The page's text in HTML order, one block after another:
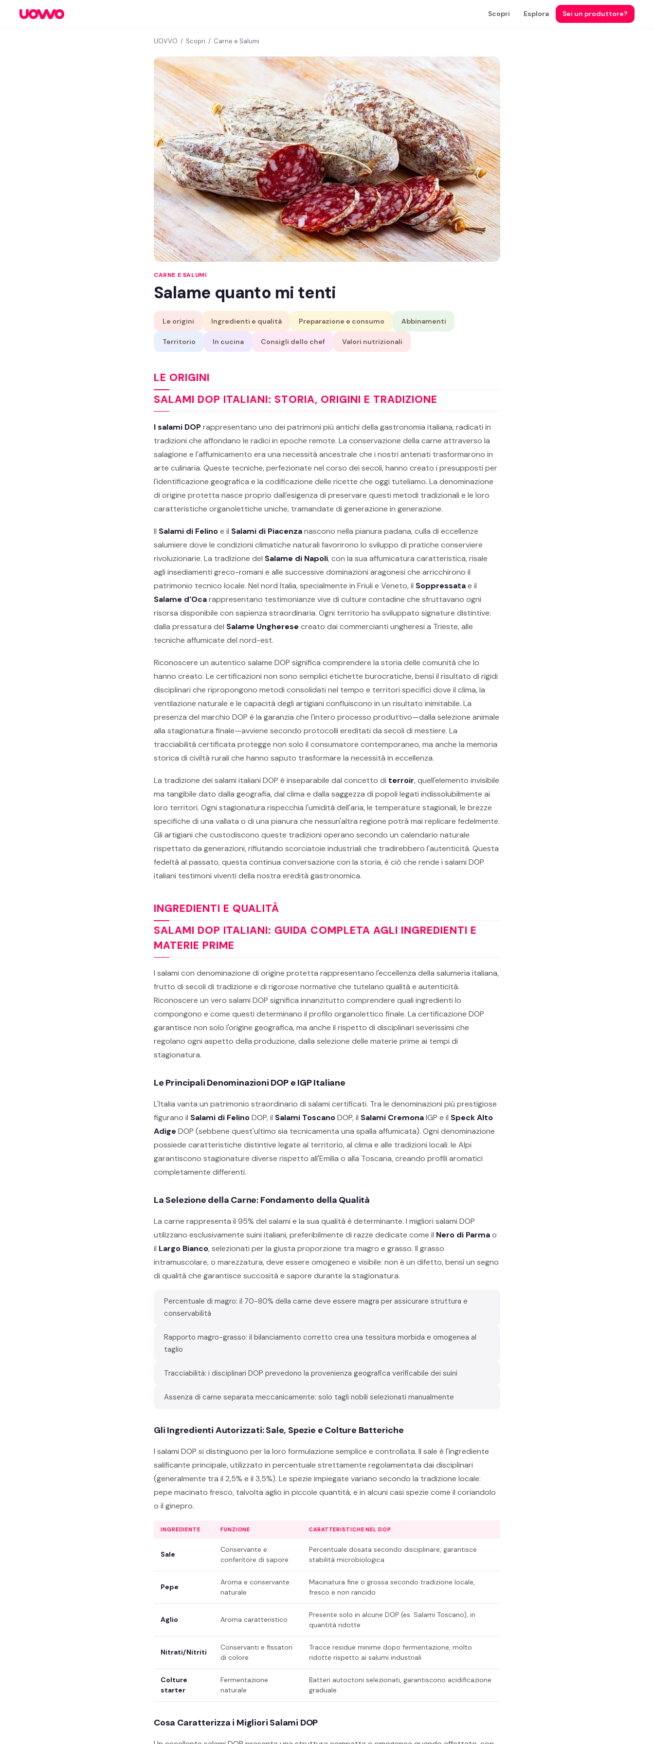
Scopri Esplora Sei un produttore?
UOVVO / Scopri / Carne e Salumi
CARNE E SALUMI
Salame quanto mi tenti
Le origini Ingredienti e qualità Preparazione e consumo Abbinamenti
Territorio In cucina Consigli dello chef Valori nutrizionali
LE ORIGINI
SALAMI DOP ITALIANI: STORIA, ORIGINI E TRADIZIONE
I salami DOPrappresentano uno dei patrimoni più antichi della gastronomia italiana, radicati in
tradizioni che affondano le radici in epoche remote. La conservazione della carne attraverso la
salagione e l'affumicamento era una necessità ancestrale che i nostri antenati trasformarono in
arte culinaria. Queste tecniche, perfezionate nel corso dei secoli, hanno creato i presupposti per
l'identificazione geografica e la codificazione delle ricette che oggi tuteliamo. La denominazione
di origine protetta nasce proprio dall'esigenza di preservare questi metodi tradizionali e le loro
caratteristiche organolettiche uniche, tramandate di generazione in generazione.
Il Salami di Felinoe il Salami di Piacenzanascono nella pianura padana, culla di eccellenze
salumiere dove le condizioni climatiche naturali favorirono lo sviluppo di pratiche conserviere
rivoluzionarie. La tradizione del Salame di Napoli, con la sua affumicatura caratteristica, risale
agli insediamenti greco-romani e alle successive dominazioni aragonesi che arricchirono il
patrimonio tecnico locale. Nel nord Italia, specialmente in Friuli e Veneto, il Soppressatae il
Salame d'Ocarappresentano testimonianze vive di culture contadine che sfruttavano ogni
risorsa disponibile con sapienza straordinaria. Ogni territorio ha sviluppato signature distintive:
dalla pressatura del Salame Ungherese creato dai commercianti ungheresi a Trieste, alle
tecniche affumicate del nord-est.
Riconoscere un autentico salame DOP significa comprendere la storia delle comunità che lo
hanno creato. Le certificazioni non sono semplici etichette burocratiche, bensì il risultato di rigidi
disciplinari che ripropongono metodi consolidati nel tempo e territori specifici dove il clima, la
ventilazione naturale e le capacità degli artigiani confluiscono in un risultato inimitabile. La
presenza del marchio DOP è la garanzia che l'intero processo produttivo—dalla selezione animale
alla stagionatura finale—avviene secondo protocolli ereditati da secoli di mestiere. La
tracciabilità certificata protegge non solo il consumatore contemporaneo, ma anche la memoria
storica di civiltà rurali che hanno saputo trasformare la necessità in eccellenza.
La tradizione dei salami italiani DOP è inseparabile dal concetto di terroir, quell'elemento invisibile
ma tangibile dato dalla geografia, dal clima e dalla saggezza di popoli legati indissolubilmente ai
loro territori. Ogni stagionatura rispecchia l'umidità dell'aria, le temperature stagionali, le brezze
specifiche di una vallata o di una pianura che nessun'altra regione potrà mai replicare fedelmente.
Gli artigiani che custodiscono queste tradizioni operano secondo un calendario naturale
rispettato da generazioni, rifiutando scorciatoie industriali che tradirebbero l'autenticità. Questa
fedeltà al passato, questa continua conversazione con la storia, è ciò che rende i salami DOP
italiani testimoni viventi della nostra eredità gastronomica.
INGREDIENTI E QUALITÀ
SALAMI DOP ITALIANI: GUIDA COMPLETA AGLI INGREDIENTI E
MATERIE PRIME
I salami con denominazione di origine protetta rappresentano l'eccellenza della salumeria italiana,
frutto di secoli di tradizione e di rigorose normative che tutelano qualità e autenticità.
Riconoscere un vero salami DOP significa innanzitutto comprendere quali ingredienti lo
compongono e come questi determinano il profilo organolettico finale. La certificazione DOP
garantisce non solo l'origine geografica, ma anche il rispetto di disciplinari severissimi che
regolano ogni aspetto della produzione, dalla selezione delle materie prime ai tempi di
stagionatura.
Le Principali Denominazioni DOP e IGP Italiane
L'Italia vanta un patrimonio straordinario di salami certificati. Tra le denominazioni più prestigiose
figurano il Salami di FelinoDOP, il Salami ToscanoDOP, il Salami CremonaIGP e il Speck Alto
Adige DOP (sebbene quest'ultimo sia tecnicamenta una spalla affumicata). Ogni denominazione
possiede caratteristiche distintive legate al territorio, al clima e alle tradizioni locali: le Alpi
garantiscono stagionature diverse rispetto all'Emilia o alla Toscana, creando profili aromatici
completamente differenti.
La Selezione della Carne: Fondamento della Qualità
La carne rappresenta il 95% del salami e la sua qualità è determinante. I migliori salami DOP
utilizzano esclusivamente suini italiani, preferibilmente di razze dedicate come il Nero di Parmao
il Largo Bianco, selezionati per la giusta proporzione tra magro e grasso. Il grasso
intramuscolare, o marezzatura, deve essere omogeneo e visibile: non è un difetto, bensì un segno
di qualità che garantisce succosità e sapore durante la stagionatura.
Percentuale di magro: il 70-80% della carne deve essere magra per assicurare struttura e
conservabilità
Rapporto magro-grasso: il bilanciamento corretto crea una tessitura morbida e omogenea al
taglio
Tracciabilità: i disciplinari DOP prevedono la provenienza geografica verificabile dei suini
Assenza di carne separata meccanicamente: solo tagli nobili selezionati manualmente
Gli Ingredienti Autorizzati: Sale, Spezie e Colture Batteriche
I salami DOP si distinguono per la loro formulazione semplice e controllata. Il sale è l'ingrediente
salificante principale, utilizzato in percentuale strettamente regolamentata dai disciplinari
(generalmente tra il 2,5% e il 3,5%). Le spezie impiegate variano secondo la tradizione locale:
pepe macinato fresco, talvolta aglio in piccole quantità, e in alcuni casi spezie come il coriandolo
o il ginepro.
INGREDIENTE FUNZIONE CARATTERISTICHE NEL DOP
Sale
Conservante e
conferitore di sapore
Percentuale dosata secondo disciplinare, garantisce
stabilità microbiologica
Pepe
Aroma e conservante
naturale
Macinatura fine o grossa secondo tradizione locale,
fresco e non rancido
Aglio Aroma caratteristico
Presente solo in alcune DOP (es. Salami Toscano), in
quantità ridotte
Nitrati/Nitriti
Conservanti e fissatori
di colore
Tracce residue minime dopo fermentazione, molto
ridotte rispetto ai salumi industriali
Colture
starter
Fermentazione
naturale
Batteri autoctoni selezionati, garantiscono acidificazione
graduale
Cosa Caratterizza i Migliori Salami DOP